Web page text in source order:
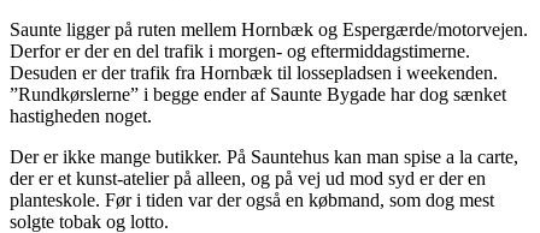
Saunte ligger på ruten mellem Hornbæk og Espergærde/motorvejen.
Derfor er der en del trafik i morgen- og eftermiddagstimerne.
Desuden er der trafik fra Hornbæk til lossepladsen i weekenden.
”Rundkørslerne” i begge ender af Saunte Bygade har dog sænket
hastigheden noget.
Der er ikke mange butikker. På Sauntehus kan man spise a la carte,
der er et kunst-atelier på alleen, og på vej ud mod syd er der en
planteskole. Før i tiden var der også en købmand, som dog mest
solgte tobak og lotto.